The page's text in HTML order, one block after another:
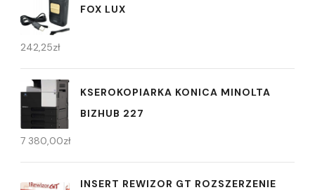
FOX LUX
242,25zł
KSEROKOPIARKA KONICA MINOLTA
BIZHUB 227
7 380,00zł
INSERT REWIZOR GT ROZSZERZENIE